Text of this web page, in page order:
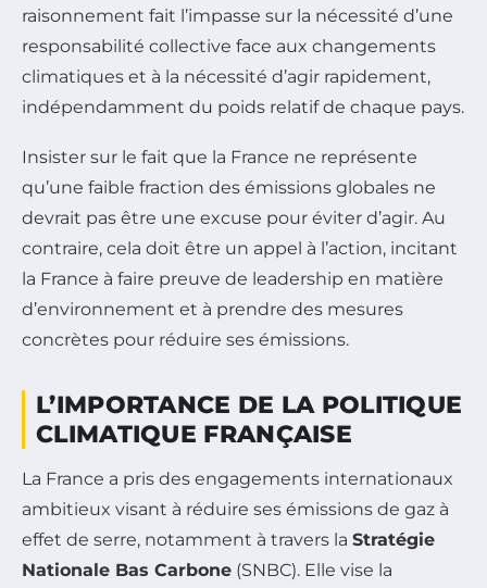
raisonnement fait l’impasse sur la nécessité d’une
responsabilité collective face aux changements
climatiques et à la nécessité d’agir rapidement,
indépendamment du poids relatif de chaque pays.
Insister sur le fait que la France ne représente
qu’une faible fraction des émissions globales ne
devrait pas être une excuse pour éviter d’agir. Au
contraire, cela doit être un appel à l’action, incitant
la France à faire preuve de leadership en matière
d’environnement et à prendre des mesures
concrètes pour réduire ses émissions.
L’IMPORTANCE DE LA POLITIQUE
CLIMATIQUE FRANÇAISE
La France a pris des engagements internationaux
ambitieux visant à réduire ses émissions de gaz à
effet de serre, notamment à travers la Stratégie
Nationale Bas Carbone (SNBC). Elle vise la